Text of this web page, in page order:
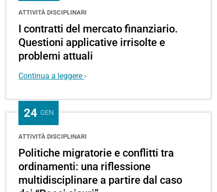
ATTIVITÀ DISCIPLINARI
I contratti del mercato finanziario.
Questioni applicative irrisolte e
problemi attuali
Continua a leggere
24 GEN
ATTIVITÀ DISCIPLINARI
Politiche migratorie e conflitti tra
ordinamenti: una riflessione
multidisciplinare a partire dal caso
1
CFU